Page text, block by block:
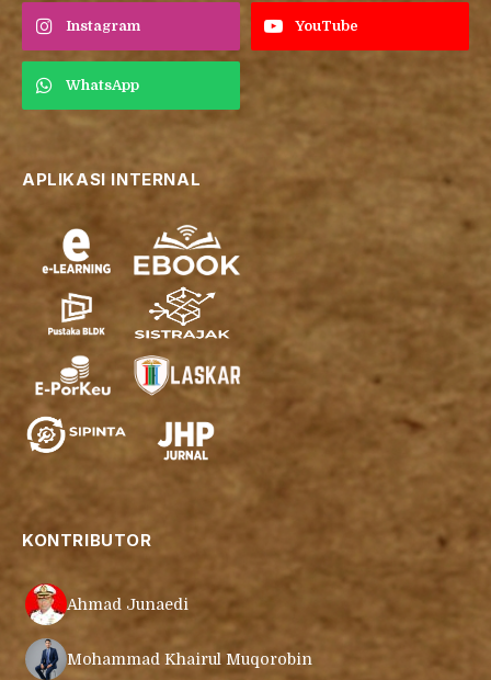
Instagram YouTube
WhatsApp
APLIKASI INTERNAL
KONTRIBUTOR
Ahmad Junaedi
Mohammad Khairul Muqorobin